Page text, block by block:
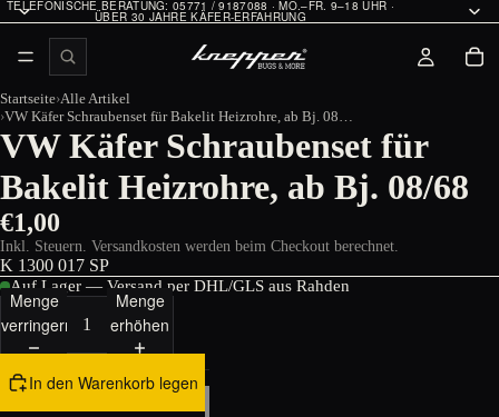
TELEFONISCHE BERATUNG: 05771 / 9187088 · MO.–FR. 9–18 UHR ·
ÜBER 30 JAHRE KÄFER-ERFAHRUNG
Startseite Alle Artikel
VW Käfer Schraubenset für Bakelit Heizrohre, ab Bj. 08/68
VW Käfer Schraubenset für
Bakelit Heizrohre, ab Bj. 08/68
€1,00
Inkl. Steuern. Versandkosten werden beim Checkout berechnet.
K 1300 017 SP
Auf Lager — Versand per DHL/GLS aus Rahden
Menge
verringern
Menge
erhöhen
In den Warenkorb legen